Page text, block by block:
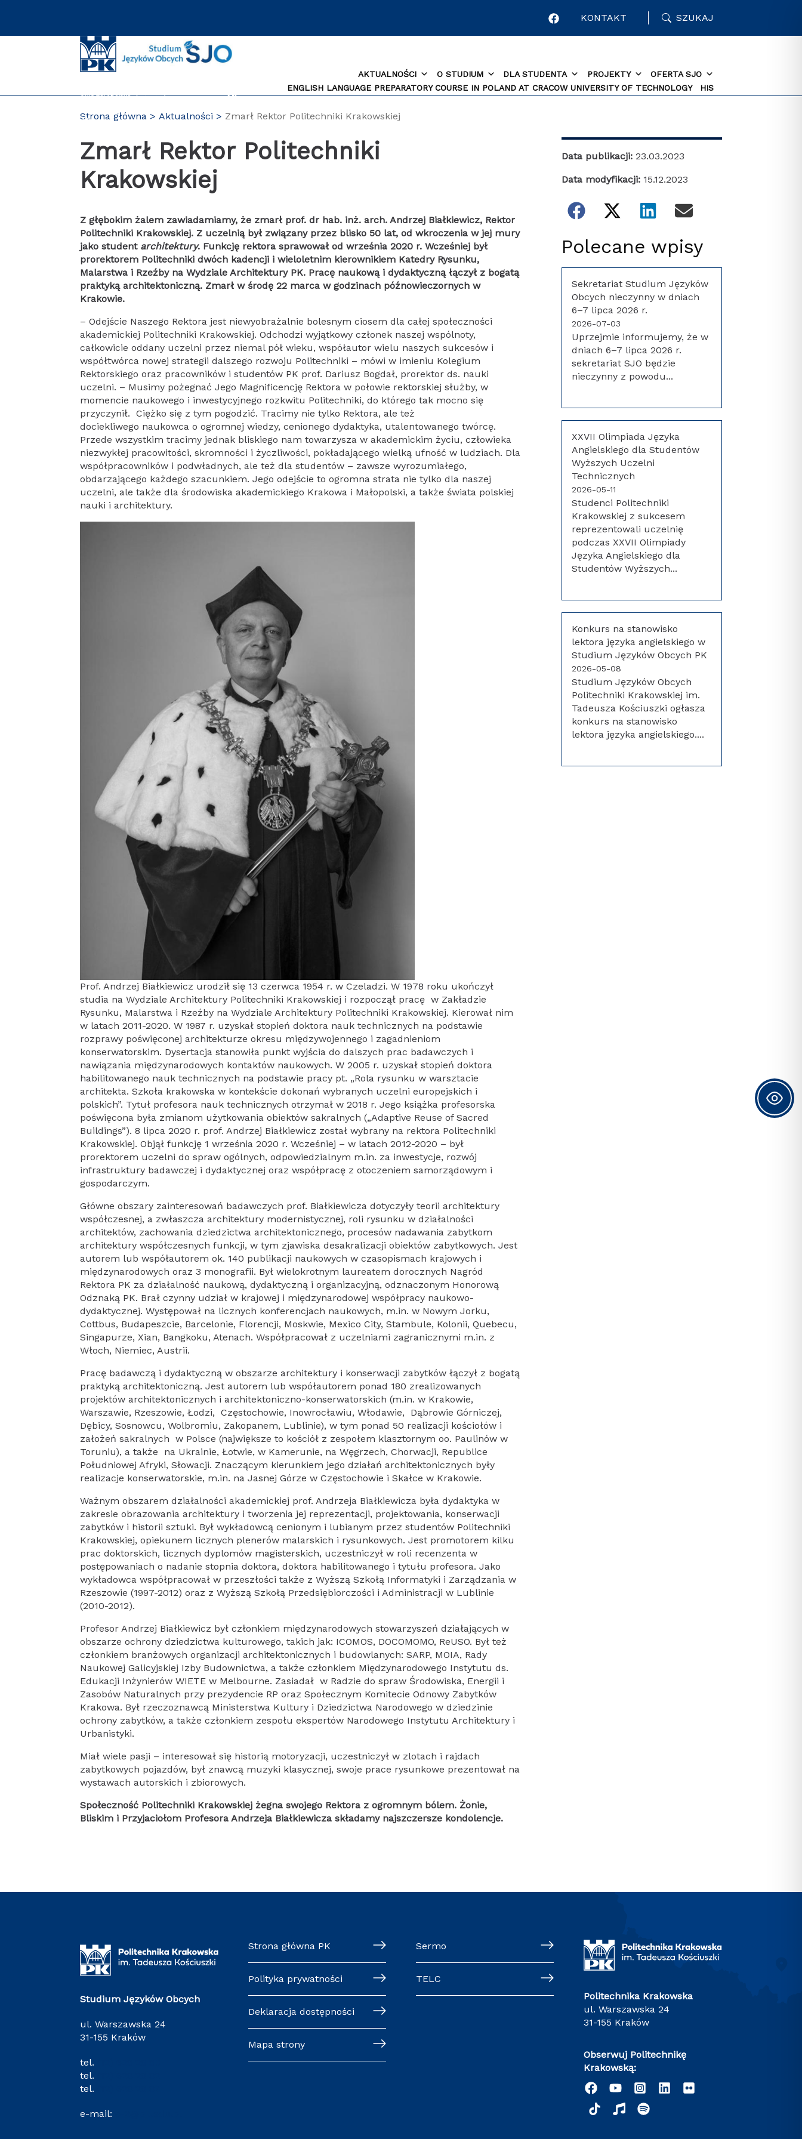
KONTAKT SZUKAJ
PL
AKTUALNOŚCI O STUDIUM DLA STUDENTA PROJEKTY
OFERTA SJO
ENGLISH LANGUAGE PREPARATORY COURSE IN POLAND AT CRACOW UNIVERSITY OF TECHNOLOGY
HIS
Strona główna Aktualności Zmarł Rektor Politechniki Krakowskiej
Zmarł Rektor Politechniki
Krakowskiej
Z głębokim żalem zawiadamiamy, że zmarł prof. dr hab. inż. arch. Andrzej Białkiewicz, Rektor
Politechniki Krakowskiej. Z uczelnią był związany przez blisko 50 lat, od wkroczenia w jej mury
jako student architektury. Funkcję rektora sprawował od września 2020 r. Wcześniej był
prorektorem Politechniki dwóch kadencji i wieloletnim kierownikiem Katedry Rysunku,
Malarstwa i Rzeźby na Wydziale Architektury PK. Pracę naukową i dydaktyczną łączył z bogatą
praktyką architektoniczną. Zmarł w środę 22 marca w godzinach późnowieczornych w
Krakowie.
– Odejście Naszego Rektora jest niewyobrażalnie bolesnym ciosem dla całej społeczności
akademickiej Politechniki Krakowskiej. Odchodzi wyjątkowy członek naszej wspólnoty,
całkowicie oddany uczelni przez niemal pół wieku, współautor wielu naszych sukcesów i
współtwórca nowej strategii dalszego rozwoju Politechniki – mówi w imieniu Kolegium
Rektorskiego oraz pracowników i studentów PK prof. Dariusz Bogdał, prorektor ds. nauki
uczelni. – Musimy pożegnać Jego Magnificencję Rektora w połowie rektorskiej służby, w
momencie naukowego i inwestycyjnego rozkwitu Politechniki, do którego tak mocno się
przyczynił. Ciężko się z tym pogodzić. Tracimy nie tylko Rektora, ale też
dociekliwego naukowca o ogromnej wiedzy, cenionego dydaktyka, utalentowanego twórcę.
Przede wszystkim tracimy jednak bliskiego nam towarzysza w akademickim życiu, człowieka
niezwykłej pracowitości, skromności i życzliwości, pokładającego wielką ufność w ludziach. Dla
współpracowników i podwładnych, ale też dla studentów – zawsze wyrozumiałego,
obdarzającego każdego szacunkiem. Jego odejście to ogromna strata nie tylko dla naszej
uczelni, ale także dla środowiska akademickiego Krakowa i Małopolski, a także świata polskiej
nauki i architektury.
Prof. Andrzej Białkiewicz urodził się 13 czerwca 1954 r. w Czeladzi. W 1978 roku ukończył
studia na Wydziale Architektury Politechniki Krakowskiej i rozpoczął pracę w Zakładzie
Rysunku, Malarstwa i Rzeźby na Wydziale Architektury Politechniki Krakowskiej. Kierował nim
w latach 2011-2020. W 1987 r. uzyskał stopień doktora nauk technicznych na podstawie
rozprawy poświęconej architekturze okresu międzywojennego i zagadnieniom
konserwatorskim. Dysertacja stanowiła punkt wyjścia do dalszych prac badawczych i
nawiązania międzynarodowych kontaktów naukowych. W 2005 r. uzyskał stopień doktora
habilitowanego nauk technicznych na podstawie pracy pt. „Rola rysunku w warsztacie
architekta. Szkoła krakowska w kontekście dokonań wybranych uczelni europejskich i
polskich”. Tytuł profesora nauk technicznych otrzymał w 2018 r. Jego książka profesorska
poświęcona była zmianom użytkowania obiektów sakralnych („Adaptive Reuse of Sacred
Buildings”). 8 lipca 2020 r. prof. Andrzej Białkiewicz został wybrany na rektora Politechniki
Krakowskiej. Objął funkcję 1 września 2020 r. Wcześniej – w latach 2012-2020 – był
prorektorem uczelni do spraw ogólnych, odpowiedzialnym m.in. za inwestycje, rozwój
infrastruktury badawczej i dydaktycznej oraz współpracę z otoczeniem samorządowym i
gospodarczym.
Główne obszary zainteresowań badawczych prof. Białkiewicza dotyczyły teorii architektury
współczesnej, a zwłaszcza architektury modernistycznej, roli rysunku w działalności
architektów, zachowania dziedzictwa architektonicznego, procesów nadawania zabytkom
architektury współczesnych funkcji, w tym zjawiska desakralizacji obiektów zabytkowych. Jest
autorem lub współautorem ok. 140 publikacji naukowych w czasopismach krajowych i
międzynarodowych oraz 3 monografii. Był wielokrotnym laureatem dorocznych Nagród
Rektora PK za działalność naukową, dydaktyczną i organizacyjną, odznaczonym Honorową
Odznaką PK. Brał czynny udział w krajowej i międzynarodowej współpracy naukowo-
dydaktycznej. Występował na licznych konferencjach naukowych, m.in. w Nowym Jorku,
Cottbus, Budapeszcie, Barcelonie, Florencji, Moskwie, Mexico City, Stambule, Kolonii, Quebecu,
Singapurze, Xian, Bangkoku, Atenach. Współpracował z uczelniami zagranicznymi m.in. z
Włoch, Niemiec, Austrii.
Pracę badawczą i dydaktyczną w obszarze architektury i konserwacji zabytków łączył z bogatą
praktyką architektoniczną. Jest autorem lub współautorem ponad 180 zrealizowanych
projektów architektonicznych i architektoniczno-konserwatorskich (m.in. w Krakowie,
Warszawie, Rzeszowie, Łodzi, Częstochowie, Inowrocławiu, Włodawie, Dąbrowie Górniczej,
Dębicy, Sosnowcu, Wolbromiu, Zakopanem, Lublinie), w tym ponad 50 realizacji kościołów i
założeń sakralnych w Polsce (największe to kościół z zespołem klasztornym oo. Paulinów w
Toruniu), a także na Ukrainie, Łotwie, w Kamerunie, na Węgrzech, Chorwacji, Republice
Południowej Afryki, Słowacji. Znaczącym kierunkiem jego działań architektonicznych były
realizacje konserwatorskie, m.in. na Jasnej Górze w Częstochowie i Skałce w Krakowie.
Ważnym obszarem działalności akademickiej prof. Andrzeja Białkiewicza była dydaktyka w
zakresie obrazowania architektury i tworzenia jej reprezentacji, projektowania, konserwacji
zabytków i historii sztuki. Był wykładowcą cenionym i lubianym przez studentów Politechniki
Krakowskiej, opiekunem licznych plenerów malarskich i rysunkowych. Jest promotorem kilku
prac doktorskich, licznych dyplomów magisterskich, uczestniczył w roli recenzenta w
postępowaniach o nadanie stopnia doktora, doktora habilitowanego i tytułu profesora. Jako
wykładowca współpracował w przeszłości także z Wyższą Szkołą Informatyki i Zarządzania w
Rzeszowie (1997-2012) oraz z Wyższą Szkołą Przedsiębiorczości i Administracji w Lublinie
(2010-2012).
Profesor Andrzej Białkiewicz był członkiem międzynarodowych stowarzyszeń działających w
obszarze ochrony dziedzictwa kulturowego, takich jak: ICOMOS, DOCOMOMO, ReUSO. Był też
członkiem branżowych organizacji architektonicznych i budowlanych: SARP, MOIA, Rady
Naukowej Galicyjskiej Izby Budownictwa, a także członkiem Międzynarodowego Instytutu ds.
Edukacji Inżynierów WIETE w Melbourne. Zasiadał w Radzie do spraw Środowiska, Energii i
Zasobów Naturalnych przy prezydencie RP oraz Społecznym Komitecie Odnowy Zabytków
Krakowa. Był rzeczoznawcą Ministerstwa Kultury i Dziedzictwa Narodowego w dziedzinie
ochrony zabytków, a także członkiem zespołu ekspertów Narodowego Instytutu Architektury i
Urbanistyki.
Miał wiele pasji – interesował się historią motoryzacji, uczestniczył w zlotach i rajdach
zabytkowych pojazdów, był znawcą muzyki klasycznej, swoje prace rysunkowe prezentował na
wystawach autorskich i zbiorowych.
Społeczność Politechniki Krakowskiej żegna swojego Rektora z ogromnym bólem. Żonie,
Bliskim i Przyjaciołom Profesora Andrzeja Białkiewicza składamy najszczersze kondolencje.
Data publikacji: 23.03.2023
Data modyfikacji: 15.12.2023
Polecane wpisy
Sekretariat Studium Języków
Obcych nieczynny w dniach
6–7 lipca 2026 r.
2026-07-03
Uprzejmie informujemy, że w
dniach 6–7 lipca 2026 r.
sekretariat SJO będzie
nieczynny z powodu...
XXVII Olimpiada Języka
Angielskiego dla Studentów
Wyższych Uczelni
Technicznych
2026-05-11
Studenci Politechniki
Krakowskiej z sukcesem
reprezentowali uczelnię
podczas XXVII Olimpiady
Języka Angielskiego dla
Studentów Wyższych...
Konkurs na stanowisko
lektora języka angielskiego w
Studium Języków Obcych PK
2026-05-08
Studium Języków Obcych
Politechniki Krakowskiej im.
Tadeusza Kościuszki ogłasza
konkurs na stanowisko
lektora języka angielskiego....
Studium Języków Obcych
ul. Warszawska 24
31-155 Kraków
tel.
tel.
tel.
e-mail:
Strona główna PK
Polityka prywatności
Deklaracja dostępności
Mapa strony
Sermo
TELC
Politechnika Krakowska
ul. Warszawska 24
31-155 Kraków
Obserwuj Politechnikę
Krakowską: